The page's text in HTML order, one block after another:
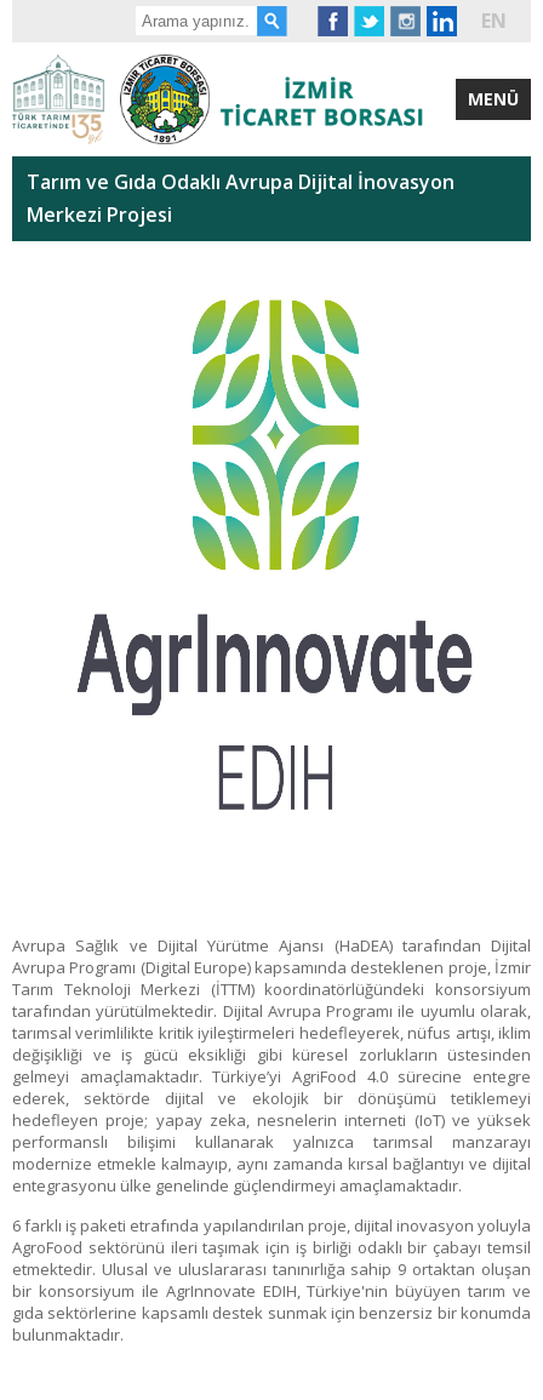
EN
MENÜ
Tarım ve Gıda Odaklı Avrupa Dijital İnovasyon
Merkezi Projesi
Avrupa Sağlık ve Dijital Yürütme Ajansı (HaDEA) tarafından Dijital
Avrupa Programı (Digital Europe) kapsamında desteklenen proje, İzmir
Tarım Teknoloji Merkezi (İTTM) koordinatörlüğündeki konsorsiyum
tarafından yürütülmektedir. Dijital Avrupa Programı ile uyumlu olarak,
tarımsal verimlilikte kritik iyileştirmeleri hedefleyerek, nüfus artışı, iklim
değişikliği ve iş gücü eksikliği gibi küresel zorlukların üstesinden
gelmeyi amaçlamaktadır. Türkiye’yi AgriFood 4.0 sürecine entegre
ederek, sektörde dijital ve ekolojik bir dönüşümü tetiklemeyi
hedefleyen proje; yapay zeka, nesnelerin interneti (IoT) ve yüksek
performanslı bilişimi kullanarak yalnızca tarımsal manzarayı
modernize etmekle kalmayıp, aynı zamanda kırsal bağlantıyı ve dijital
entegrasyonu ülke genelinde güçlendirmeyi amaçlamaktadır.
6 farklı iş paketi etrafında yapılandırılan proje, dijital inovasyon yoluyla
AgroFood sektörünü ileri taşımak için iş birliği odaklı bir çabayı temsil
etmektedir. Ulusal ve uluslararası tanınırlığa sahip 9 ortaktan oluşan
bir konsorsiyum ile AgrInnovate EDIH, Türkiye'nin büyüyen tarım ve
gıda sektörlerine kapsamlı destek sunmak için benzersiz bir konumda
bulunmaktadır.